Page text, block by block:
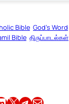
Bible God’s Word
Bible திருப்பாடல்கள்